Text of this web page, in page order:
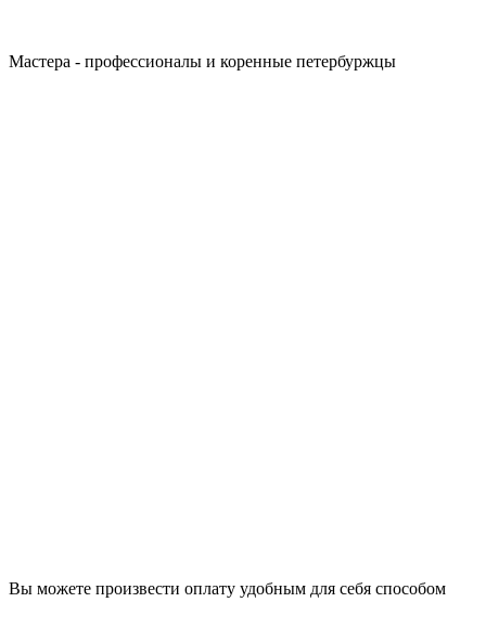
Мастера - профессионалы и коренные петербуржцы
Вы можете произвести оплату удобным для себя способом